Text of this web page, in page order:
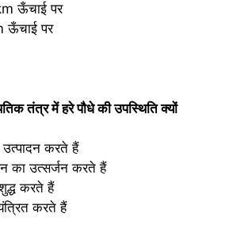
ऊँचाई पर
ऊँचाई पर
तंत्र में हरे पौधे की उपस्थिति क्यों
उत्पादन करते हैं
का उत्सर्जन करते हैं
करते हैं
करते हैं